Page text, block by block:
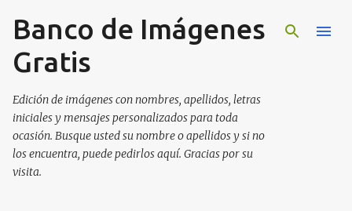
Ir al contenido principal
Banco de Imágenes
Gratis
Edición de imágenes con nombres, apellidos, letras
iniciales y mensajes personalizados para toda
ocasión. Busque usted su nombre o apellidos y si no
los encuentra, puede pedirlos aquí. Gracias por su
visita.